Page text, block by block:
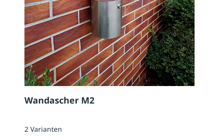
Wandascher M2
2 Varianten